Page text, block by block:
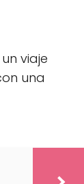
viaje
una